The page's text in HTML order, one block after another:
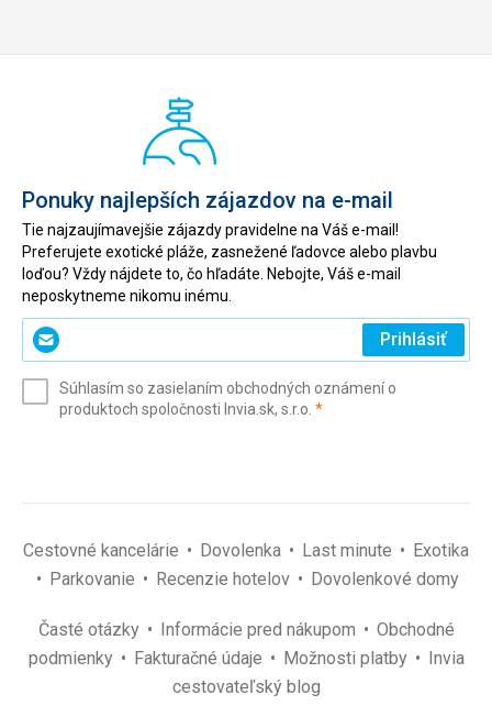
Ponuky najlepších zájazdov na e-mail
Tie najzaujímavejšie zájazdy pravidelne na Váš e-mail!
Preferujete exotické pláže, zasnežené ľadovce alebo plavbu
loďou? Vždy nájdete to, čo hľadáte. Nebojte, Váš e-mail
neposkytneme nikomu inému.
Zadajte
svoj
(povinné)
Prihlásiť
Súhlasím so zasielaním obchodných oznámení o
produktoch spoločnosti Invia.sk, s.r.o. *(povinné)
Cestovné kancelárie Dovolenka Last minute
Exotika
Parkovanie
Recenzie hotelov Dovolenkové domy
Časté otázky Informácie pred nákupom
Obchodné
podmienky
Fakturačné údaje Možnosti platby
Invia
cestovateľský blog